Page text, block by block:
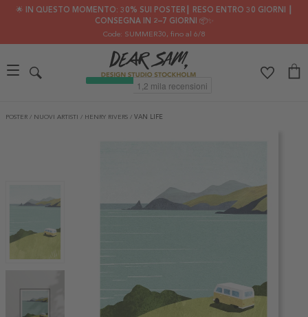
🌟 IN QUESTO MOMENTO: 30% SUI POSTER┃ RESO ENTRO 30 GIORNI ┃
CONSEGNA IN 2–7 GIORNI 📦✨
Code: SUMMER30, fino al 6/8
POSTER / NUOVI ARTISTI / HENRY RIVERS / VAN LIFE